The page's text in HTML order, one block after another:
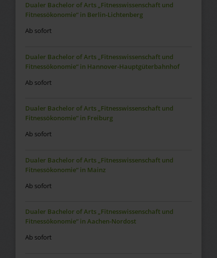
Dualer Bachelor of Arts „Fitnesswissenschaft und
Fitnessökonomie“ in Berlin-Lichtenberg
Ab sofort
Dualer Bachelor of Arts „Fitnesswissenschaft und
Fitnessökonomie“ in Hannover-Hauptgüterbahnhof
Ab sofort
Dualer Bachelor of Arts „Fitnesswissenschaft und
Fitnessökonomie“ in Freiburg
Ab sofort
Dualer Bachelor of Arts „Fitnesswissenschaft und
Fitnessökonomie“ in Mainz
Ab sofort
Dualer Bachelor of Arts „Fitnesswissenschaft und
Fitnessökonomie“ in Aachen-Nordost
Ab sofort